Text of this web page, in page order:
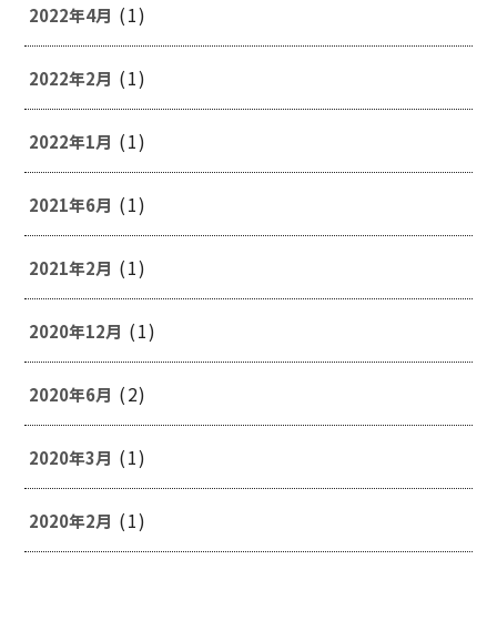
2022年4月 (1)
2022年2月 (1)
2022年1月 (1)
2021年6月 (1)
2021年2月 (1)
2020年12月 (1)
2020年6月 (2)
2020年3月 (1)
2020年2月 (1)